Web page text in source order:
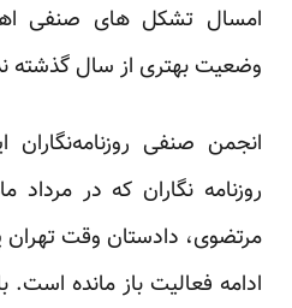
امسال تشکل های صنفی
وضعیت بهتری از سال گذشته
انجمن صنفی
مرتضوی، دادستان وقت
ادامه فعالیت باز مانده